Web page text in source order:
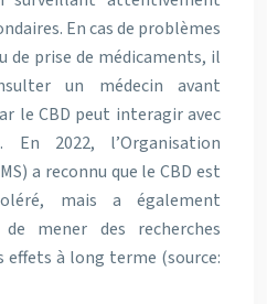
En cas de problèmes
de prise de médicaments, il
un médecin avant
le CBD peut interagir avec
En 2022, l’Organisation
a reconnu que le CBD est
mais a également
mener des recherches
effets à long terme (source: